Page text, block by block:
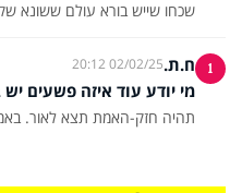
שכחו שייש בורא עולם ששונא
1 ח.ת.02/02/25 20:12
מי יודע עוד איזה פשעים יש
תהיה חזק-האמת תצא לאור.